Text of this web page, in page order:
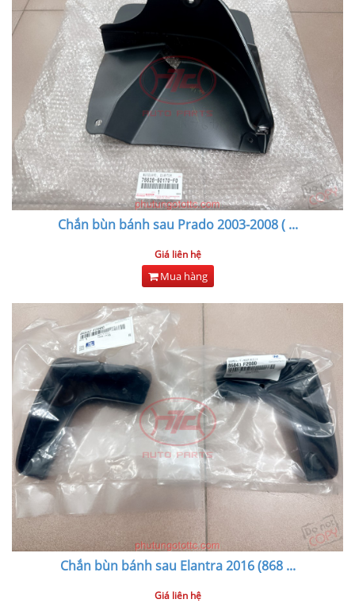
Chắn bùn bánh sau Prado 2003-2008 (...
Giá liên hệ
Mua hàng
Chắn bùn bánh sau Elantra 2016 (868...
Giá liên hệ